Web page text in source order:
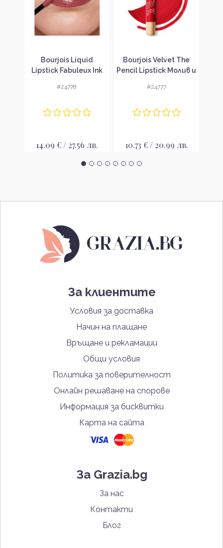
Bourjois Liquid
Lipstick Fabuleux Ink
червило
#24778
14.09 € / 27.56 лв.
Bourjois Velvet The
Pencil Lipstick Молив и
#24777
10.73 € / 20.99 лв.
За клиентите
Условия за доставка
Начин на плащане
Връщане и рекламации
Общи условия
Политика за поверителност
Онлайн решаване на спорове
Информация за бисквитки
Карта на сайта
За Grazia.bg
За нас
Контакти
Блог